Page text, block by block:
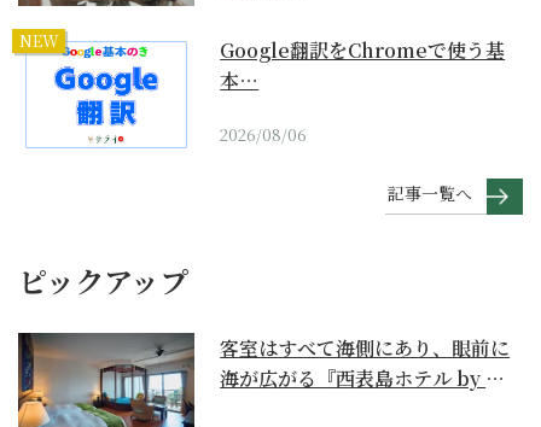
NEW
Google翻訳をChromeで使う基
本…
2026/08/06
記事一覧へ
ピックアップ
客室はすべて海側にあり、眼前に
海が広がる『西表島ホテル by 星